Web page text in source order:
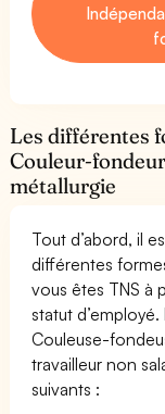
Les différentes
Couleur-
métallurgie
Tout d’abord, il
différentes
vous êtes TNS à
statut
Couleuse-
travailleur non
suivants :